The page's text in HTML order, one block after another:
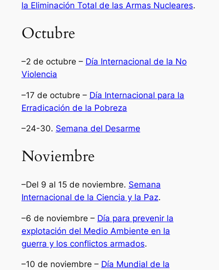
la Eliminación Total de las Armas Nucleares.
Octubre
–2 de octubre – Día Internacional de la No
Violencia
–17 de octubre – Día Internacional para la
Erradicación de la Pobreza
–24-30. Semana del Desarme
Noviembre
–Del 9 al 15 de noviembre. Semana
Internacional de la Ciencia y la Paz.
–6 de noviembre – Día para prevenir la
explotación del Medio Ambiente en la
guerra y los conflictos armados.
–10 de noviembre – Día Mundial de la